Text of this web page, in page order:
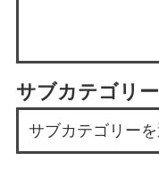
サブカテゴリー